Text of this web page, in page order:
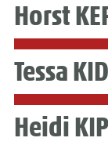
Horst
Tessa
Heidi